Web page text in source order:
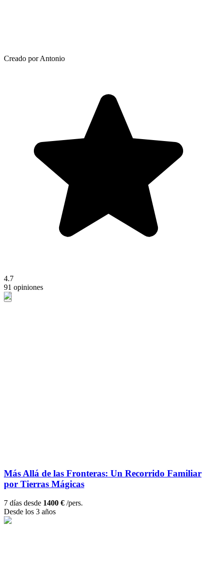
Creado por Antonio
4.7
91 opiniones
Más Allá de las Fronteras: Un Recorrido Familiar
por Tierras Mágicas
7 días desde 1400 € /pers.
Desde los 3 años